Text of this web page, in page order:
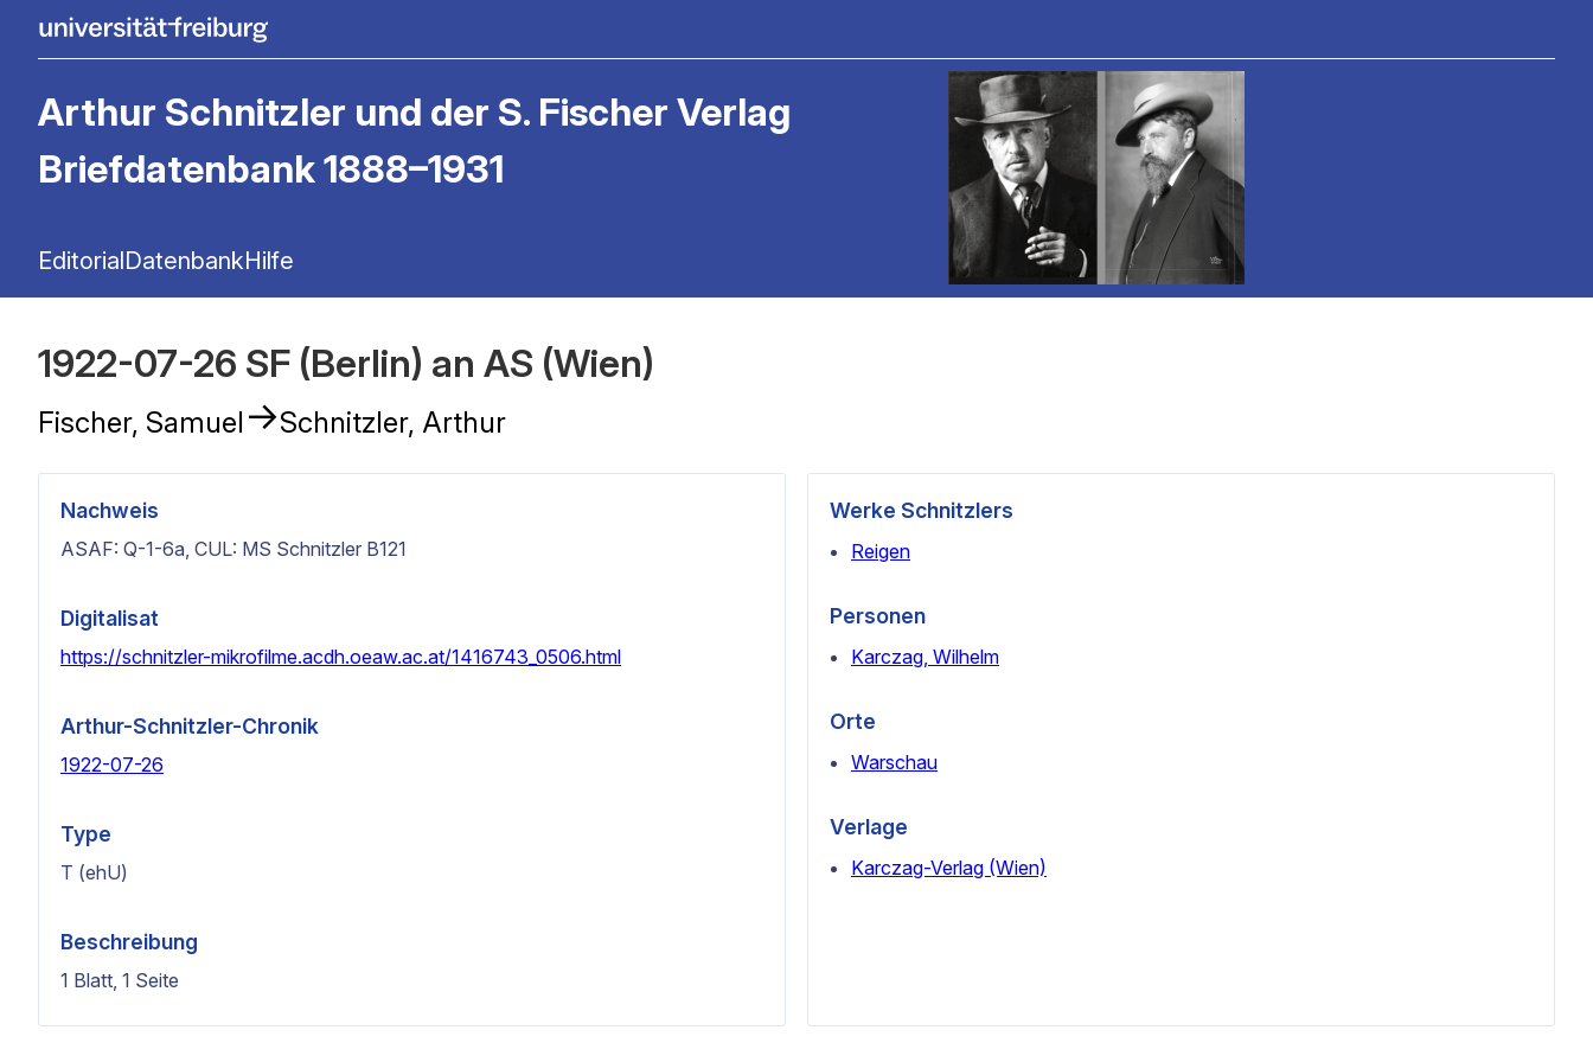
Arthur Schnitzler und der S. Fischer Verlag
Briefdatenbank 1888–1931
EditorialDatenbankHilfe
1922-07-26 SF (Berlin) an AS (Wien)
Fischer, Samuel →Schnitzler, Arthur
Nachweis
ASAF: Q-1-6a, CUL: MS Schnitzler B121
Digitalisat
https://schnitzler-mikrofilme.acdh.oeaw.ac.at/1416743_0506.html
Arthur-Schnitzler-Chronik
1922-07-26
Type
T (ehU)
Beschreibung
1 Blatt, 1 Seite
Werke Schnitzlers
Reigen
Personen
Karczag, Wilhelm
Orte
Warschau
Verlage
Karczag-Verlag (Wien)